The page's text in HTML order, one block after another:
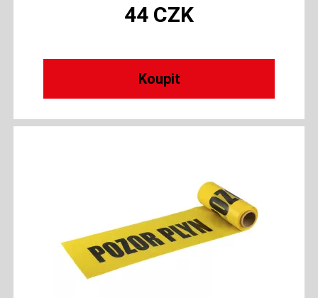
44 CZK